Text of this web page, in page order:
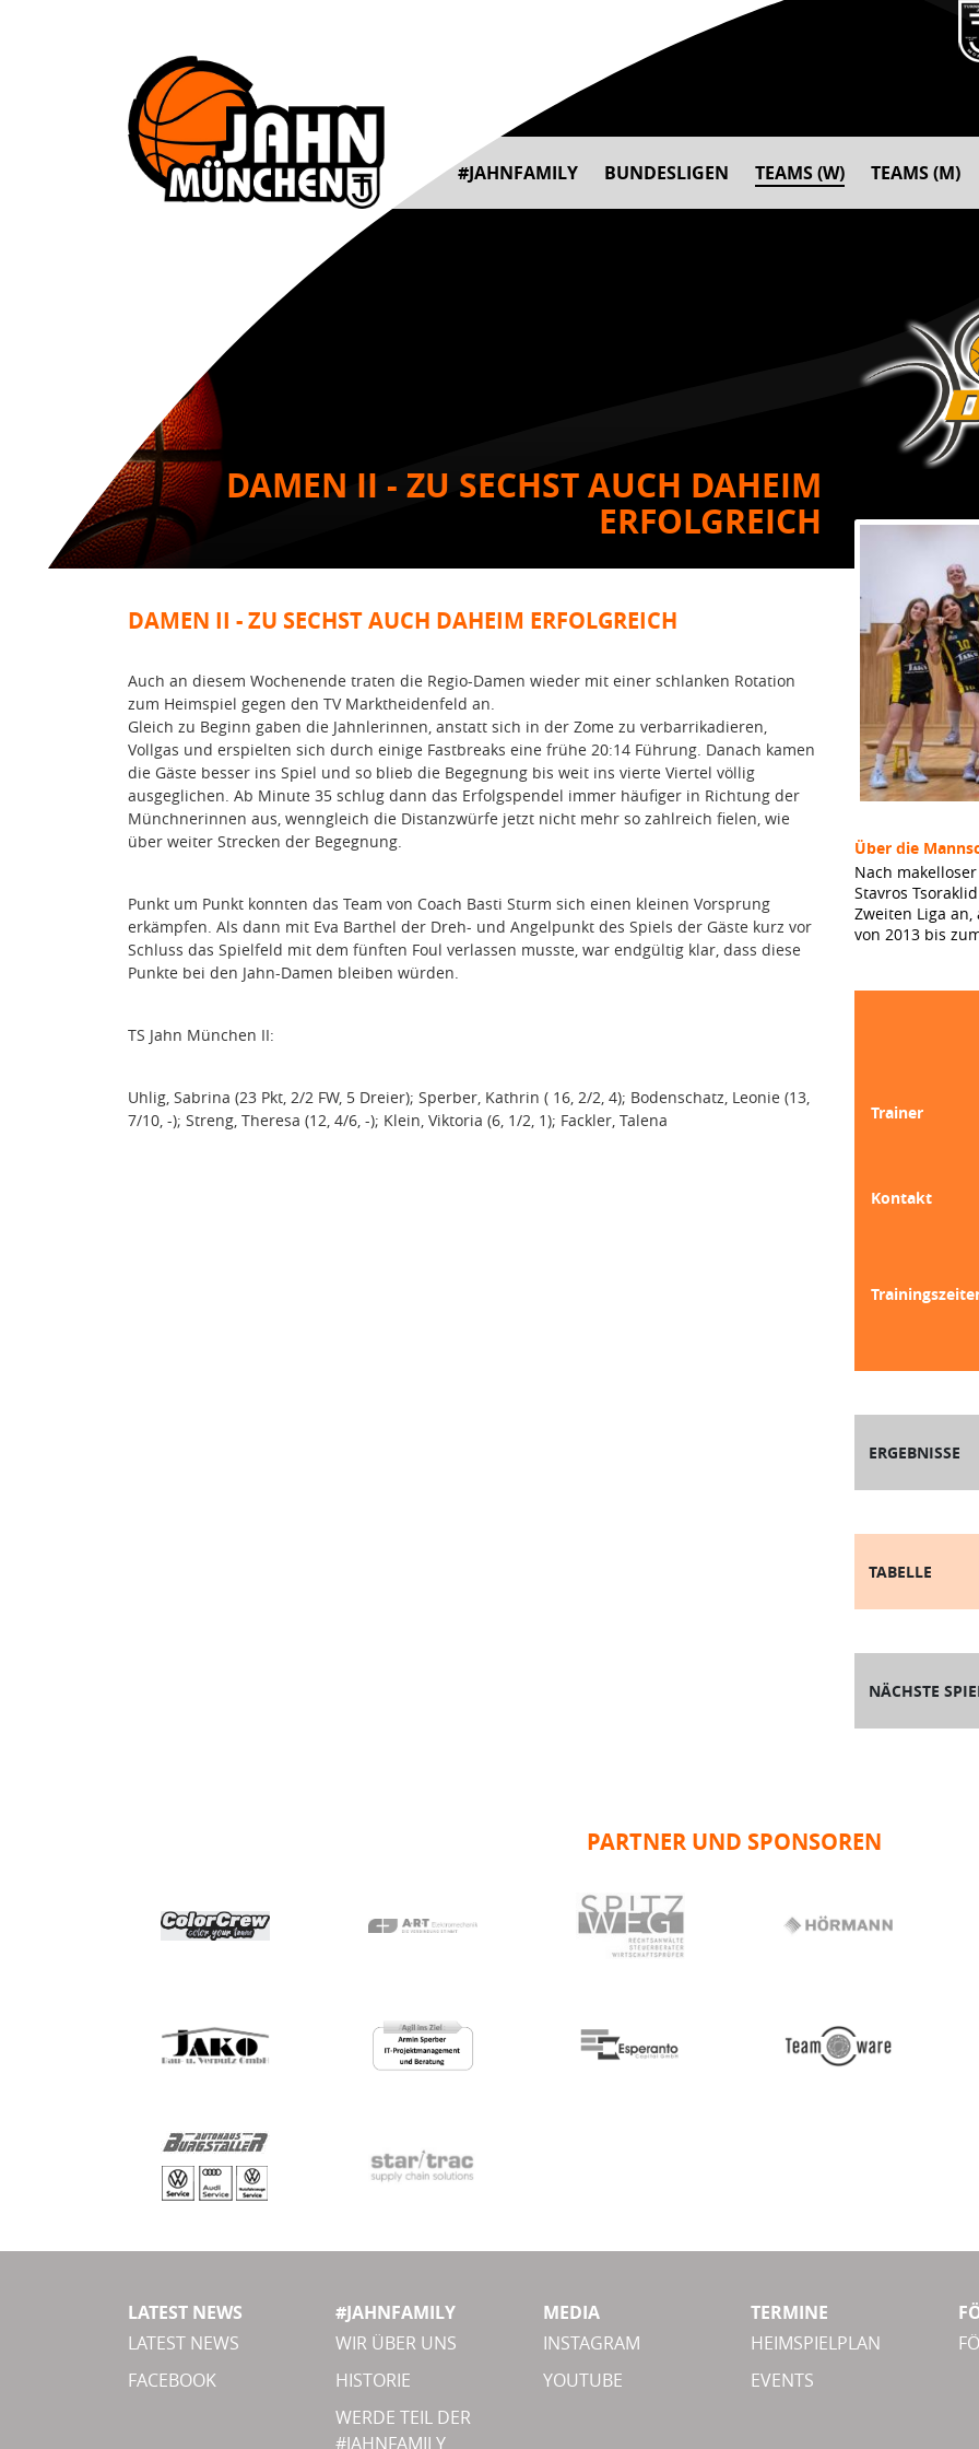
#JAHNFAMILY BUNDESLIGEN TEAMS (W) TEAMS (M)
DAMEN II - ZU SECHST AUCH DAHEIM
ERFOLGREICH
DAMEN II - ZU SECHST AUCH DAHEIM ERFOLGREICH
Auch an diesem Wochenende traten die Regio-Damen wieder mit einer schlanken Rotation
zum Heimspiel gegen den TV Marktheidenfeld an.
Gleich zu Beginn gaben die Jahnlerinnen, anstatt sich in der Zome zu verbarrikadieren,
Vollgas und erspielten sich durch einige Fastbreaks eine frühe 20:14 Führung. Danach kamen
die Gäste besser ins Spiel und so blieb die Begegnung bis weit ins vierte Viertel völlig
ausgeglichen. Ab Minute 35 schlug dann das Erfolgspendel immer häufiger in Richtung der
Münchnerinnen aus, wenngleich die Distanzwürfe jetzt nicht mehr so zahlreich fielen, wie
über weiter Strecken der Begegnung.
Punkt um Punkt konnten das Team von Coach Basti Sturm sich einen kleinen Vorsprung
erkämpfen. Als dann mit Eva Barthel der Dreh- und Angelpunkt des Spiels der Gäste kurz vor
Schluss das Spielfeld mit dem fünften Foul verlassen musste, war endgültig klar, dass diese
Punkte bei den Jahn-Damen bleiben würden.
TS Jahn München II:
Uhlig, Sabrina (23 Pkt, 2/2 FW, 5 Dreier); Sperber, Kathrin ( 16, 2/2, 4); Bodenschatz, Leonie (13,
7/10, -); Streng, Theresa (12, 4/6, -); Klein, Viktoria (6, 1/2, 1); Fackler, Talena
Über die
Nach
Stavros
Zweiten Liga
von 2013 bis
Trainer
Kontakt
ERGEBNISSE
TABELLE
NÄCHSTE
PARTNER UND SPONSOREN
LATEST NEWS
LATEST NEWS
FACEBOOK
#JAHNFAMILY
WIR ÜBER UNS
HISTORIE
WERDE TEIL DER
#JAHNFAMILY
MEDIA
INSTAGRAM
YOUTUBE
TERMINE
HEIMSPIELPLAN
EVENTS